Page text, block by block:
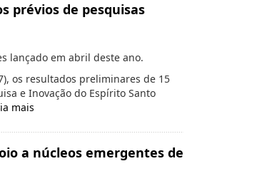
prévios de pesquisas
lançado em abril deste ano.
os resultados preliminares de 15
e Inovação do Espírito Santo
mais
a núcleos emergentes de